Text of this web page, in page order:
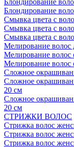
Блондирование
Блондирование
Смывка цвета с
Смывка цвета с
Смывка цвета с
Мелирование волос
Мелирование волос
Мелирование
Сложное
Сложное
20 см
Сложное
20 см
СТРИЖКИ ВОЛОС
Стрижка волос
Стрижка волос
Стрижка волос